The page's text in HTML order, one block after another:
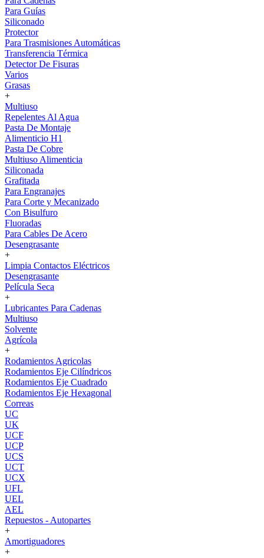
Para Guías
Siliconado
Protector
Para Trasmisiones Automáticas
Transferencia Térmica
Detector De Fisuras
Varios
Grasas
+
Multiuso
Repelentes Al Agua
Pasta De Montaje
Alimenticio H1
Pasta De Cobre
Multiuso Alimenticia
Siliconada
Grafitada
Para Engranajes
Para Corte y Mecanizado
Con Bisulfuro
Fluoradas
Para Cables De Acero
Desengrasante
+
Limpia Contactos Eléctricos
Desengrasante
Película Seca
+
Lubricantes Para Cadenas
Multiuso
Solvente
Agrícola
+
Rodamientos Agricolas
Rodamientos Eje Cilíndricos
Rodamientos Eje Cuadrado
Rodamientos Eje Hexagonal
Correas
UC
UK
UCF
UCP
UCS
UCT
UCX
UFL
UEL
AEL
Repuestos - Autopartes
+
Amortiguadores
+